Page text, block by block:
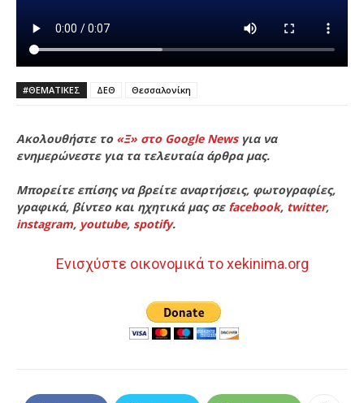
#ΘΕΜΑΤΙΚΈΣ ΔΕΘ Θεσσαλονίκη
Ακολουθήστε το «Ξ» στο Google Newsγια να
ενημερώνεστε για τα τελευταία άρθρα μας.
Μπορείτε επίσης να βρείτε αναρτήσεις, φωτογραφίες,
γραφικά, βίντεο και ηχητικά μας σε facebook, twitter,
instagram, youtube, spotify.
Ενισχύστε οικονομικά το xekinima.org